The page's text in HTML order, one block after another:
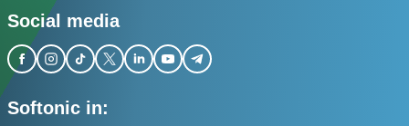
Social media
Softonic in: